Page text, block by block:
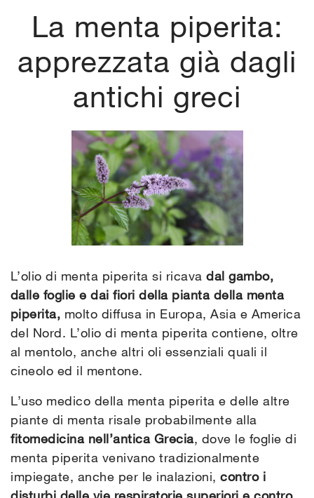
La menta piperita:
apprezzata già dagli
antichi greci
L’olio di menta piperita si ricavadal gambo,
dalle foglie e dai fiori della pianta della menta
piperita, molto diffusa in Europa, Asia e America
del Nord. L’olio di menta piperita contiene, oltre
al mentolo, anche altri oli essenziali quali il
cineolo ed il mentone.
L’uso medico della menta piperita e delle altre
piante di menta risale probabilmente alla
fitomedicina nell’antica Grecia, dove le foglie di
menta piperita venivano tradizionalmente
impiegate, anche per le inalazioni, contro i
disturbi delle vie respiratorie superiori e contro